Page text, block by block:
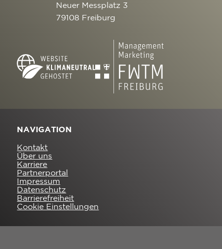
Neuer Messplatz 3
79108 Freiburg
NAVIGATION
Kontakt
Über uns
Karriere
Partnerportal
Impressum
Datenschutz
Barrierefreiheit
Cookie Einstellungen